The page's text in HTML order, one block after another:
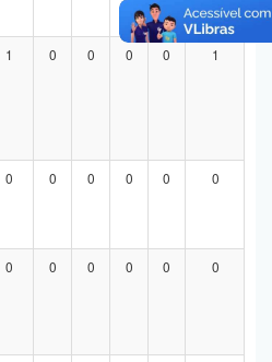
1 0 0 0 0 1
0 0 0 0 0 0
0 0 0 0 0 0